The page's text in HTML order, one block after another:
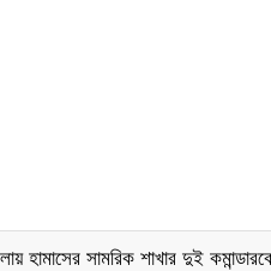
হামাসের সামরিক শাখার দুই